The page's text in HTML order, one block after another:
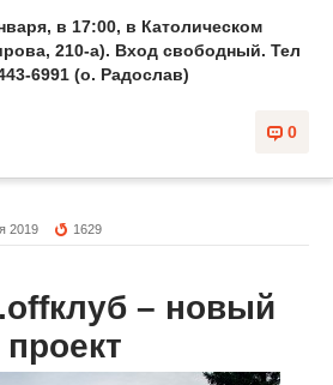
в 17:00, в Католическом
210-а). Вход свободный. Тел
6991 (о. Радослав)
0
2019 1629
offклуб – новый
проект